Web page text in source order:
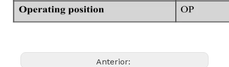
Anterior: